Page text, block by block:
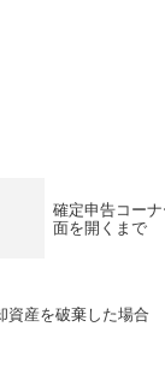
確定申告コー
面を開くまで
資産を破棄した場合